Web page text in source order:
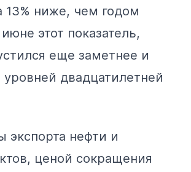
13% ниже, чем годом
этот показатель,
еще заметнее и
двадцатилетней
экспорта нефти и
ценой сокращения